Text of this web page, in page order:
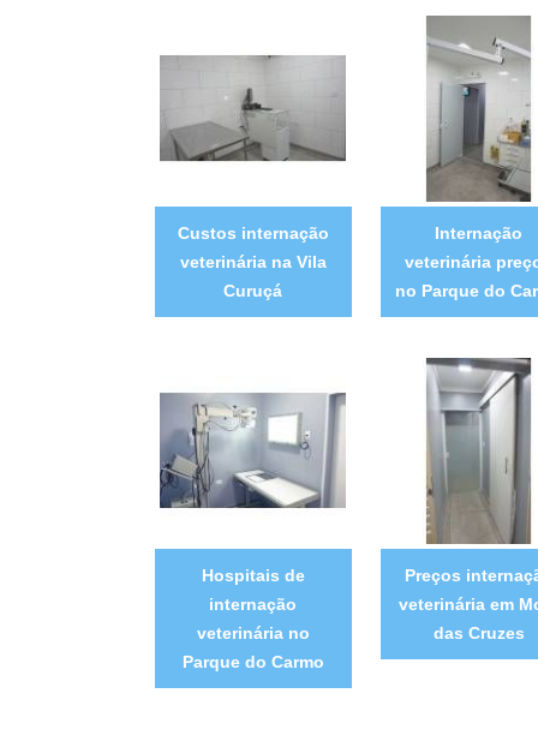
Custos internação
veterinária na Vila
Curuçá
Internação
veterinária
no Parque do
Hospitais de
internação
veterinária no
Parque do Carmo
Preços
veterinária em
das Cruzes